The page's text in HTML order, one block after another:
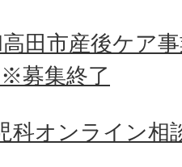
田市産後ケア
募集終了
科オンライン相